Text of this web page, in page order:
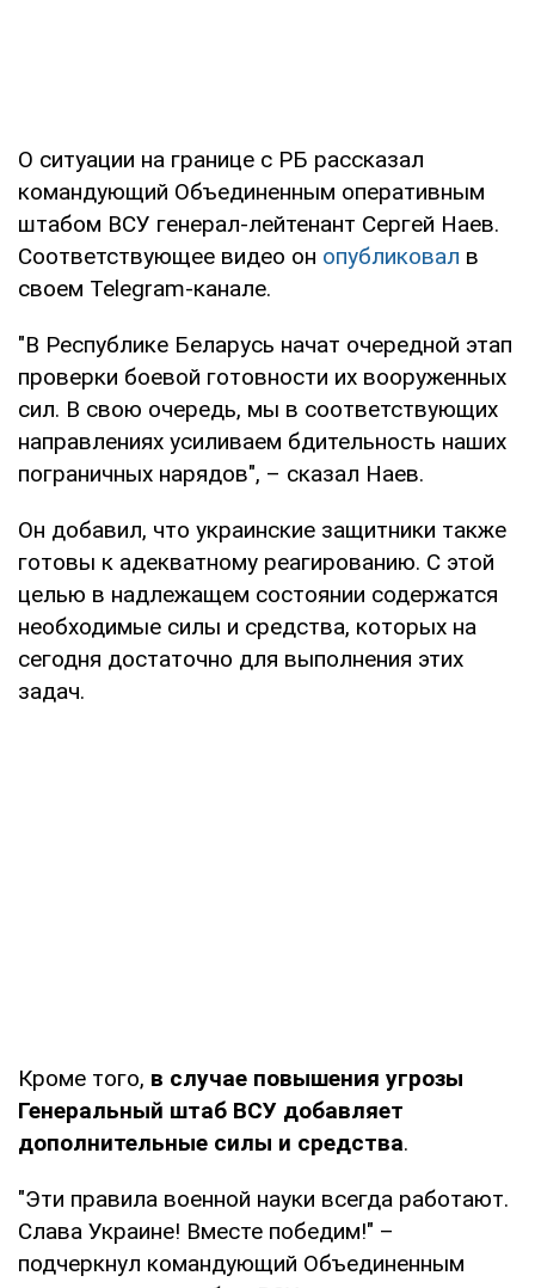
О ситуации на границе с РБ рассказал
командующий Объединенным оперативным
штабом ВСУ генерал-лейтенант Сергей Наев.
Соответствующее видео он опубликовал в
своем Telegram-канале.
"В Республике Беларусь начат очередной этап
проверки боевой готовности их вооруженных
сил. В свою очередь, мы в соответствующих
направлениях усиливаем бдительность наших
пограничных нарядов", – сказал Наев.
Он добавил, что украинские защитники также
готовы к адекватному реагированию. С этой
целью в надлежащем состоянии содержатся
необходимые силы и средства, которых на
сегодня достаточно для выполнения этих
задач.
Кроме того, в случае повышения угрозы
Генеральный штаб ВСУ добавляет
дополнительные силы и средства.
"Эти правила военной науки всегда работают.
Слава Украине! Вместе победим!" –
подчеркнул командующий Объединенным